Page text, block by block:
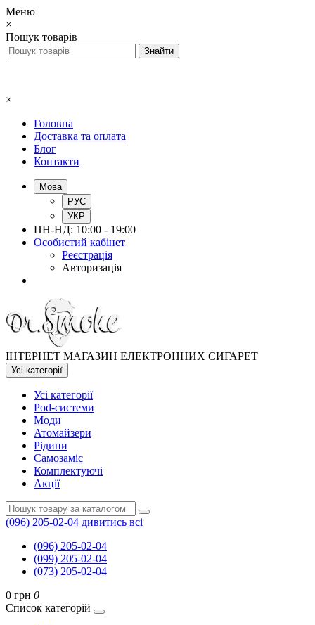
Меню
×
Пошук товарів
×
Головна
Доставка та оплата
Блог
Контакти
Мова
РУС
УКР
ПН-НД: 10:00 - 19:00
Особистий кабінет
Реєстрація
Авторизація
ІНТЕРНЕТ МАГАЗИН ЕЛЕКТРОННИХ СИГАРЕТ
Усі категорії
Усі категорії
Pod-системи
Моди
Атомайзери
Рідини
Самозаміс
Комплектуючі
Акції
(096) 205-02-04 дивитись всі
(096) 205-02-04
(099) 205-02-04
(073) 205-02-04
0 грн 0
Список категорій